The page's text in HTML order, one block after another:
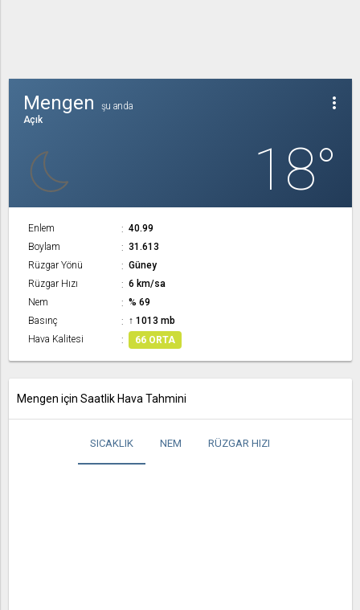
more_vert
Mengen
şu anda
Açık
18°
Enlem
40.99
Boylam
31.613
Rüzgar Yönü
Güney
Rüzgar Hızı
6 km/sa
Nem
% 69
Basınç
↑ 1013 mb
Hava Kalitesi
66 ORTA
Mengen için Saatlik Hava Tahmini
SICAKLIK NEM RÜZGAR HIZI